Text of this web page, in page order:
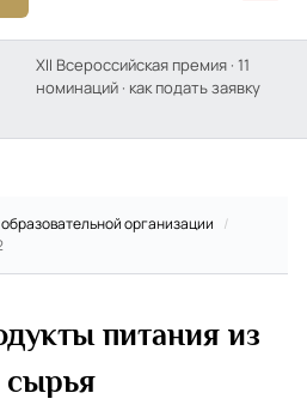
XII Всероссийская премия · 11
номинаций · как подать заявку
организации /
питания из
сырья